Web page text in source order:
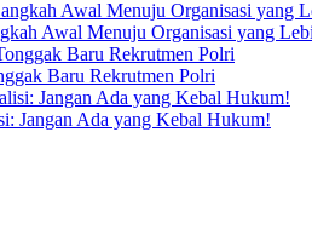
Awal Menuju Organisasi yang
Baru Rekrutmen Polri
Jangan Ada yang Kebal Hukum!